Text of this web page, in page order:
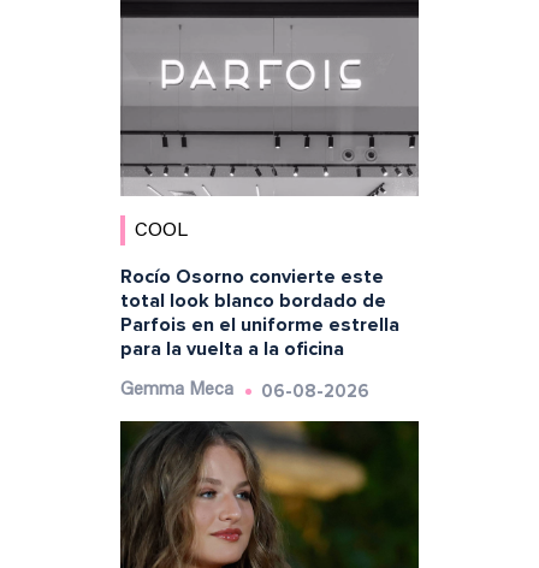
COOL
Rocío Osorno convierte este
total look blanco bordado de
Parfois en el uniforme estrella
para la vuelta a la oficina
Gemma Meca 06-08-2026